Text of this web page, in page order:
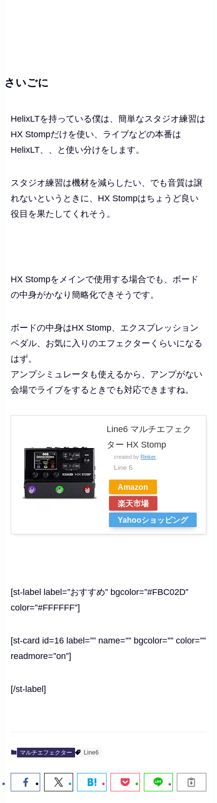
さいごに
HelixLTを持っている僕は、簡単なスタジオ練習は
HX Stompだけを使い、ライブなどの本番は
HelixLT、、と使い分けをします。
スタジオ練習は機材を減らしたい、でも音質は譲
れないというときに、HX Stompはちょうど良い
役目を果たしてくれそう。
HX Stompをメインで使用する場合でも、ボード
の中身がかなり簡略化できそうです。
ボードの中身はHX Stomp、エクスプレッション
ペダル、お気に入りのエフェクターくらいになる
はず。
アンプシミュレータも使えるから、アンプがない
会場でライブをするときでも対応できますね。
Line6 マルチエフェク
ター HX Stomp
created by Rinker
Line 6
Amazon
楽天市場
Yahooショッピング
[st-label label=”おすすめ” bgcolor=”#FBC02D”
color=”#FFFFFF”]
[st-card id=16 label=”” name=”” bgcolor=”” color=””
readmore=”on”]
[/st-label]
マルチエフェクター Line6